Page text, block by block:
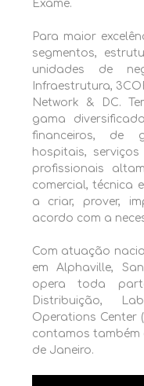
Exame.
Para maior
segmentos,
unidades de
Infraestrutura,
Network & DC.
gama
financeiros, de
hospitais,
profissionais
comercial, técnica
a criar, prover,
acordo com a
Com atuação
em Alphaville,
opera toda
Distribuição,
Operations Center
contamos também
de Janeiro.